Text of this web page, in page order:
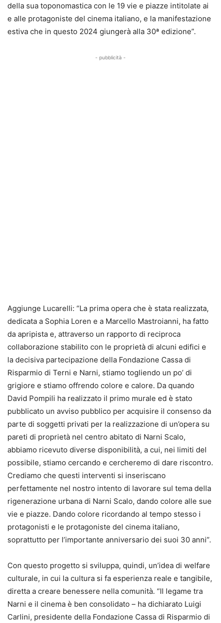
della sua toponomastica con le 19 vie e piazze intitolate ai
e alle protagoniste del cinema italiano, e la manifestazione
estiva che in questo 2024 giungerà alla 30ª edizione”.
- pubblicità -
Aggiunge Lucarelli: “La prima opera che è stata realizzata,
dedicata a Sophia Loren e a Marcello Mastroianni, ha fatto
da apripista e, attraverso un rapporto di reciproca
collaborazione stabilito con le proprietà di alcuni edifici e
la decisiva partecipazione della Fondazione Cassa di
Risparmio di Terni e Narni, stiamo togliendo un po’ di
grigiore e stiamo offrendo colore e calore. Da quando
David Pompili ha realizzato il primo murale ed è stato
pubblicato un avviso pubblico per acquisire il consenso da
parte di soggetti privati per la realizzazione di un’opera su
pareti di proprietà nel centro abitato di Narni Scalo,
abbiamo ricevuto diverse disponibilità, a cui, nei limiti del
possibile, stiamo cercando e cercheremo di dare riscontro.
Crediamo che questi interventi si inseriscano
perfettamente nel nostro intento di lavorare sul tema della
rigenerazione urbana di Narni Scalo, dando colore alle sue
vie e piazze. Dando colore ricordando al tempo stesso i
protagonisti e le protagoniste del cinema italiano,
soprattutto per l’importante anniversario dei suoi 30 anni”.
Con questo progetto si sviluppa, quindi, un’idea di welfare
culturale, in cui la cultura si fa esperienza reale e tangibile,
diretta a creare benessere nella comunità. “Il legame tra
Narni e il cinema è ben consolidato – ha dichiarato Luigi
Carlini, presidente della Fondazione Cassa di Risparmio di